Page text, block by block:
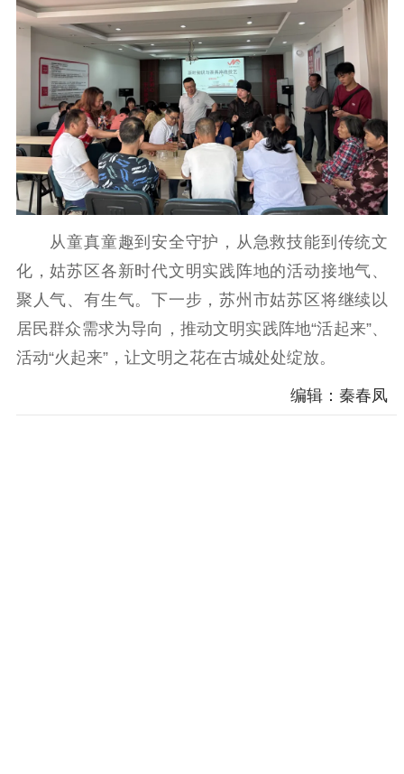
从童真童趣到安全守护，从急救技能到传统文
化，姑苏区各新时代文明实践阵地的活动接地气、
聚人气、有生气。下一步，苏州市姑苏区将继续以
居民群众需求为导向，推动文明实践阵地“活起来”、
活动“火起来”，让文明之花在古城处处绽放。
编辑：秦春凤